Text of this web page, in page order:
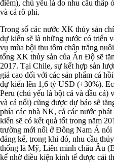
điểm), chủ yếu là do nhu cầu thấp
và cá rô phi.
Trong số các nước XK thủy sản
dự kiến ​​sẽ là những nước có triển
vụ mùa bội thu tôm chân trắng
tổng XK thủy sản của Ấn Độ sẽ
2017. Tại Chile, sự kết hợp sản
giá cao đối với các sản phẩm cá
dự kiến ​​lên 1,6 tỷ USD (+30%).
Peru (chủ yếu là bột cá và dầu cá)
và cá nổi) cũng được dự báo sẽ
phía các nhà NK, cả các nước
kiến ​​sẽ có kết quả tốt trong năm
trường mới nổi ở Đông Nam Á nói
đáng kể, trong khi đó, nhu cầu
thống là Mỹ, Liên minh châu Âu
kể nhờ điều kiện kinh tế được cải